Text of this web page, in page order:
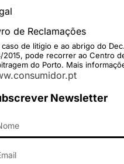
de Reclamações
caso de litigio e ao abrigo do
2015, pode recorrer ao Centro
do Porto. Mais
Newsletter